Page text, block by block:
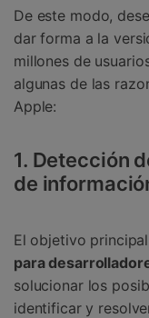
De este modo,
dar forma a la
millones de
algunas de las
Apple:
1. Detección
de
󠀰El objetivo
para
solucionar los
identificar y